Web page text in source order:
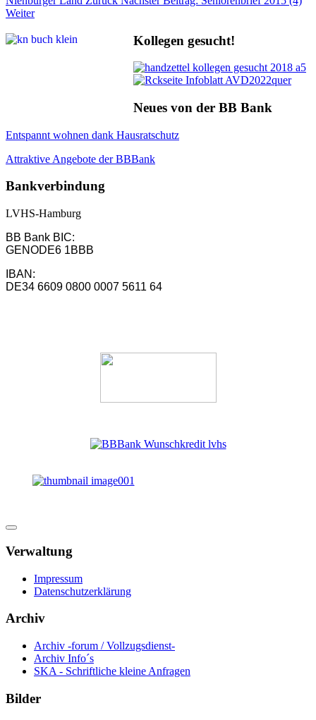
Weiter
Kollegen gesucht!
Neues von der BB Bank
Entspannt wohnen dank Hausratschutz
Attraktive Angebote der BBBank
Bankverbindung
LVHS-Hamburg
BB Bank BIC:
GENODE6 1BBB
IBAN:
DE34 6609 0800 0007 5611 64
Verwaltung
Impressum
Datenschutzerklärung
Archiv
Archiv -forum / Vollzugsdienst-
Archiv Info´s
SKA - Schriftliche kleine Anfragen
Bilder